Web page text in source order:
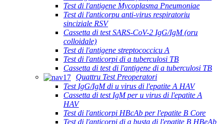
Test di l'antigene Mycoplasma Pneumoniae
Test di l'anticorpu anti-virus respiratoriu
sinciziale RSV
Cassetta di test SARS-CoV-2 IgG/IgM (oru
colloidale)
Test di l'antigene streptococcicu A
Test di l'anticorpi di a tuberculosi TB
Cassetta di test di l'antigene di a tuberculosi TB
Quattru Test Preoperatori
Test IgG/IgM di u virus di l'epatite A HAV
Cassetta di test IgM per u virus di l'epatite A
HAV
Test di l'anticorpi HBcAb per l'epatite B Core
Test di l'anticorpi di a busta di l'epatite B HBeAb